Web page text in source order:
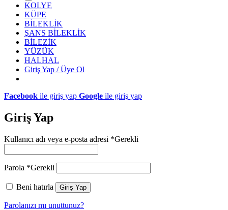
KOLYE
KÜPE
BİLEKLİK
ŞANS BİLEKLİK
BİLEZİK
YÜZÜK
HALHAL
Giriş Yap / Üye Ol
Facebook ile giriş yap Google ile giriş yap
Giriş Yap
Kullanıcı adı veya e-posta adresi *Gerekli
Parola *Gerekli
Beni hatırla Giriş Yap
Parolanızı mı unuttunuz?